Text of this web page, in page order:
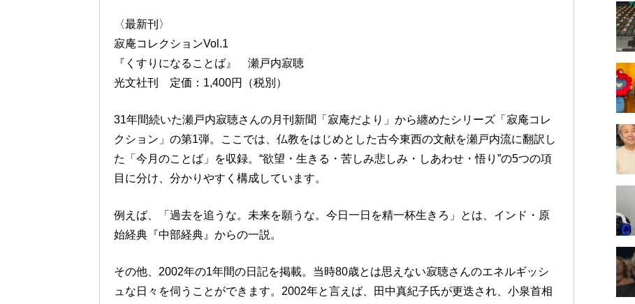
〈最新刊〉
寂庵コレクションVol.1
『くすりになることば』 瀬戸内寂聴
光文社刊 定価：1,400円（税別）
31年間続いた瀬戸内寂聴さんの月刊新聞「寂庵だより」から纏めたシリーズ「寂庵コレ
クション」の第1弾。ここでは、仏教をはじめとした古今東西の文献を瀬戸内流に翻訳し
た「今月のことば」を収録。“欲望・生きる・苦しみ悲しみ・しあわせ・悟り”の5つの項
目に分け、分かりやすく構成しています。
例えば、「過去を追うな。未来を願うな。今日一日を精一杯生きろ」とは、インド・原
始経典『中部経典』からの一説。
その他、2002年の1年間の日記を掲載。当時80歳とは思えない寂聴さんのエネルギッシ
ュな日々を伺うことができます。2002年と言えば、田中真紀子氏が更迭され、小泉首相